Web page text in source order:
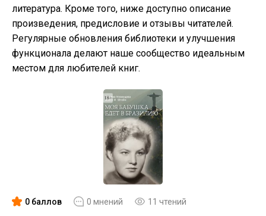
литература. Кроме того, ниже доступно описание
произведения, предисловие и отзывы читателей.
Регулярные обновления библиотеки и улучшения
функционала делают наше сообщество идеальным
местом для любителей книг.
0 баллов 0 мнений 11 чтений